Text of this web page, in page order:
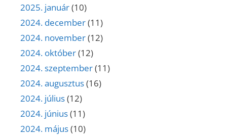
2025. január(10)
2024. december(11)
2024. november(12)
2024. október(12)
2024. szeptember(11)
2024. augusztus(16)
2024. július(12)
2024. június(11)
2024. május(10)